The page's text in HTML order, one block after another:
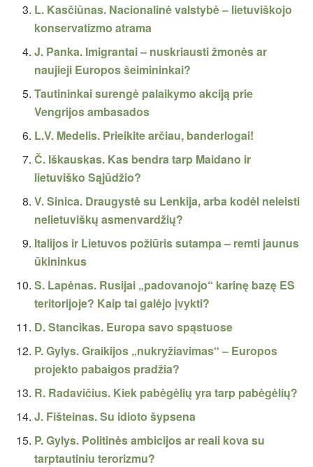
L. Kasčiūnas. Nacionalinė valstybė – lietuviškojo
konservatizmo atrama
J. Panka. Imigrantai – nuskriausti žmonės ar
naujieji Europos šeimininkai?
Tautininkai surengė palaikymo akciją prie
Vengrijos ambasados
L.V. Medelis. Prieikite arčiau, banderlogai!
Č. Iškauskas. Kas bendra tarp Maidano ir
lietuviško Sąjūdžio?
V. Sinica. Draugystė su Lenkija, arba kodėl neleisti
nelietuviškų asmenvardžių?
Italijos ir Lietuvos požiūris sutampa – remti jaunus
ūkininkus
S. Lapėnas. Rusijai „padovanojo“ karinę bazę ES
teritorijoje? Kaip tai galėjo įvykti?
D. Stancikas. Europa savo spąstuose
P. Gylys. Graikijos „nukryžiavimas“ – Europos
projekto pabaigos pradžia?
R. Radavičius. Kiek pabėgėlių yra tarp pabėgėlių?
J. Fišteinas. Su idioto šypsena
P. Gylys. Politinės ambicijos ar reali kova su
tarptautiniu terorizmu?